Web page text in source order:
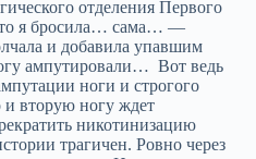
отделения Первого
я бросила… сама… —
и добавила упавшим
ампутировали… Вот ведь
ноги и строгого
и вторую ногу ждет
никотинизацию
трагичен. Ровно через